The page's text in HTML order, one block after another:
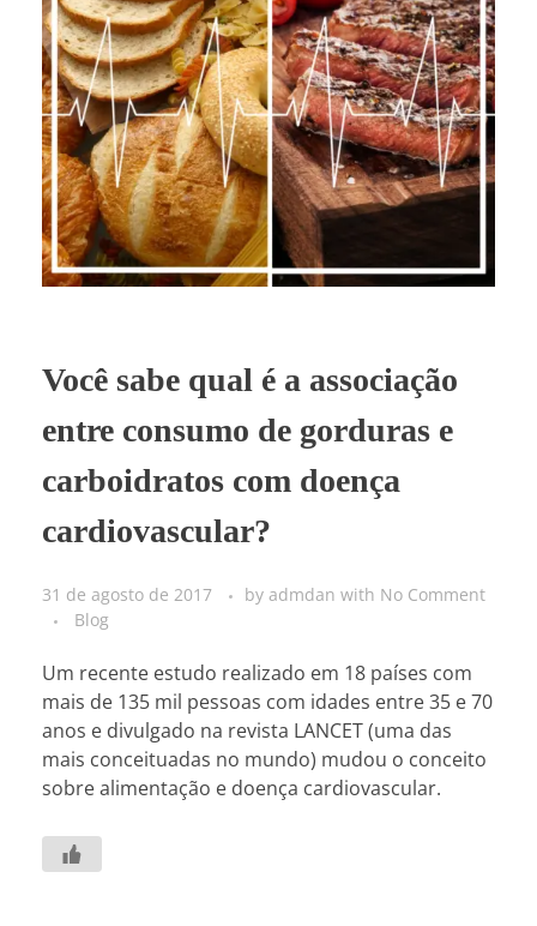
Você sabe qual é a associação
entre consumo de gorduras e
carboidratos com doença
cardiovascular?
31 de agosto de 2017 by admdan with No Comment
Blog
Um recente estudo realizado em 18 países com
mais de 135 mil pessoas com idades entre 35 e 70
anos e divulgado na revista LANCET (uma das
mais conceituadas no mundo) mudou o conceito
sobre alimentação e doença cardiovascular.